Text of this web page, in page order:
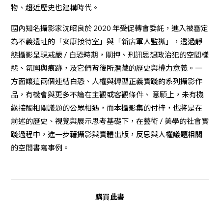
物、趨近歷史也建構時代。
國內知名攝影家沈昭良於 2020 年受促轉會委託，進入被審定
為不義遺址的「安康接待室」與「新店軍人監獄」，透過靜
態攝影呈現戒嚴 / 白恐時期，關押、刑訊思想政治犯的空間樣
態、氛圍與痕跡，及它們背後所潛藏的歷史與權力意義。一
方面讓這兩個連結白恐、人權與轉型正義實踐的系列攝影作
品，有機會與更多不論在主觀或客觀條件、 意願上，未有機
緣接觸相關議題的公眾相遇，而本攝影集的付梓，也將是在
前述的歷史、視覺與展示思考基礎下，在藝術 / 美學的社會實
踐過程中，進一步藉攝影與實體出版，反思與人權議題相關
的空間書寫事例。
購買此書